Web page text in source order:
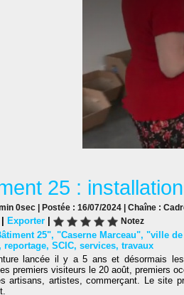
25 :
0sec | Postée : 16/07/2024 | Chaîne :
| Exporter | Notez
25", "Caserne Marceau", "ville
, reportage, SCIC, services, travaux
lancée il y a 5 ans et désormais
premiers visiteurs le 20 août, premiers
artisans, artistes, commerçant. Le site